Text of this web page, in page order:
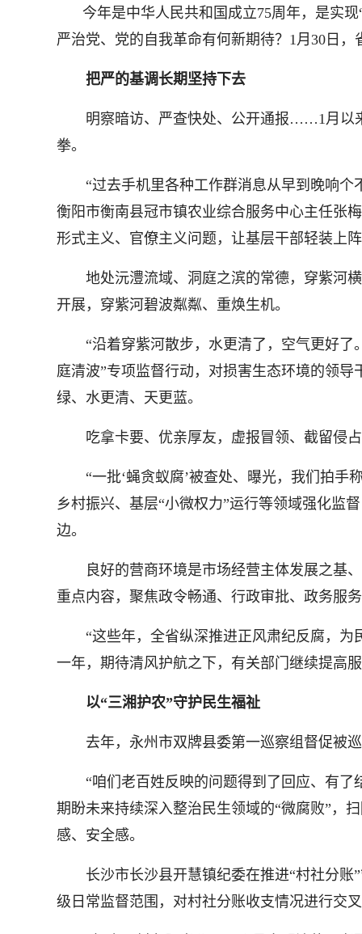
今年是中华人民共和国成立75周年，是实
严治党、党的自我革命有何新期待？1月30日
把严的基调长期坚持下去
明察暗访、严查快处、公开通报……1月以来
拳。
“过去手机里各种工作群消息从早到晚响个
衡阳市衡南县冠市镇农业综合服务中心主任张
形式主义、官僚主义问题，让基层干部轻装上
地处沅澧流域、洞庭之滨的常德，穿紫河横
开展，穿紫河碧波粼粼、重焕生机。
“沿着穿紫河散步，水更清了，空气更好了
庭清波”专项监督行动，对损害生态环境的领
绿、水更清、天更蓝。
吃拿卡要、优亲厚友，虚报冒领、截留侵
“一批‘蝇贪蚁腐’被查处、曝光，我们拍手
乡村振兴、基层“小微权力”运行等领域强化监
边。
良好的营商环境是市场经营主体发展之基、
重点内容，聚焦政令畅通、行政审批、政务服
“这些年，全省纵深推进正风肃纪反腐，为
一年，期待清风护航之下，有关部门继续提高
以“三湘护农”守护民生福祉
去年，永州市双牌县委第一巡察组督促被巡
“咱们老百姓反映的问题得到了回应、有了
期盼未来持续深入整治民生领域的“微腐败”，
感、安全感。
长沙市长沙县开慧镇纪委在推进“村社分账”
级日常监督范围，对村社分账收支情况进行交